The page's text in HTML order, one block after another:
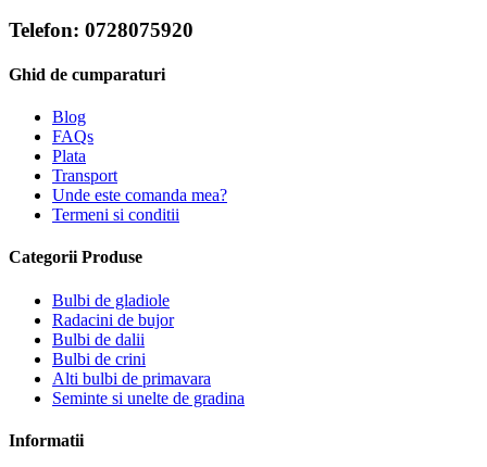
Telefon: 0728075920
Ghid de cumparaturi
Blog
FAQs
Plata
Transport
Unde este comanda mea?
Termeni si conditii
Categorii Produse
Bulbi de gladiole
Radacini de bujor
Bulbi de dalii
Bulbi de crini
Alti bulbi de primavara
Seminte si unelte de gradina
Informatii